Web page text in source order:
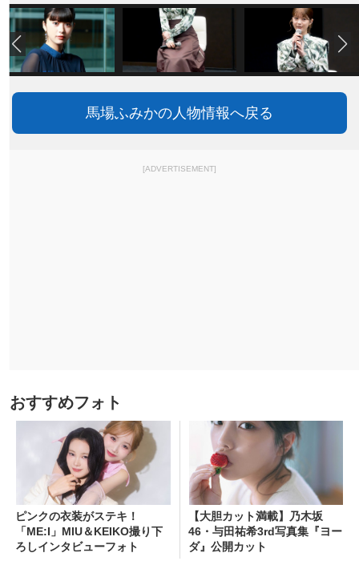
馬場ふみかの人物情報へ戻る
[ADVERTISEMENT]
おすすめフォト
ピンクの衣装がステキ！
「ME:I」MIU＆KEIKO撮り下
ろしインタビューフォト
【大胆カット満載】乃木坂
46・与田祐希3rd写真集『ヨー
ダ』公開カット